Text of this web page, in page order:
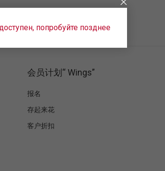
попробуйте позднее
会员计划“ Wings”
报名
存起来花
客户折扣